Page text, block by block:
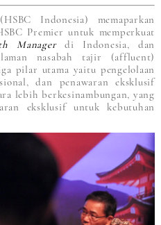
Indonesia) memaparkan
Premier untuk memperkuat
Managerdi Indonesia, dan
nasabah tajir (affluent)
pilar utama yaitu pengelolaan
dan penawaran eksklusif
lebih berkesinambungan, yang
eksklusif untuk kebutuhan